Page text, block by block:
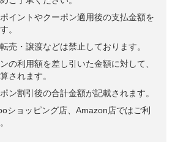
イントやクーポン適用後の支払金額を
。
売・譲渡などは禁止しております。
の利用額を差し引いた金額に対して、
されます。
ン割引後の合計金額が記載されます。
ショッピング店、Amazon店ではご利